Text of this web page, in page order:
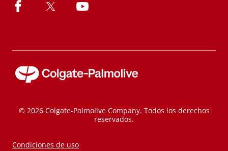
© 2026 Colgate-Palmolive Company. Todos los derechos
reservados.
Condiciones de uso